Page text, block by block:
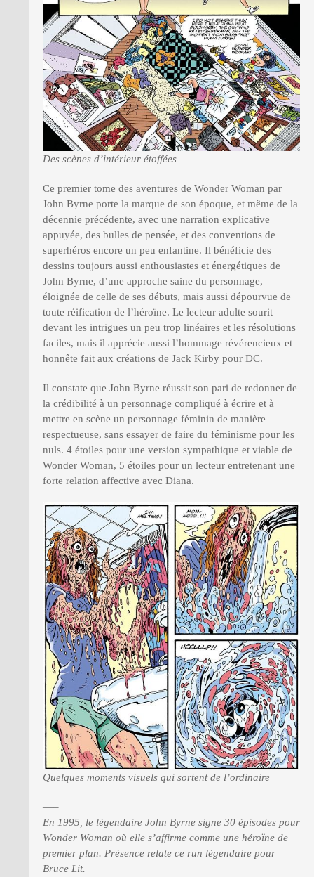
Des scènes d’intérieur étoffées
Ce premier tome des aventures de Wonder Woman par
John Byrne porte la marque de son époque, et même de la
décennie précédente, avec une narration explicative
appuyée, des bulles de pensée, et des conventions de
superhéros encore un peu enfantine. Il bénéficie des
dessins toujours aussi enthousiastes et énergétiques de
John Byrne, d’une approche saine du personnage,
éloignée de celle de ses débuts, mais aussi dépourvue de
toute réification de l’héroïne. Le lecteur adulte sourit
devant les intrigues un peu trop linéaires et les résolutions
faciles, mais il apprécie aussi l’hommage révérencieux et
honnête fait aux créations de Jack Kirby pour DC.
Il constate que John Byrne réussit son pari de redonner de
la crédibilité à un personnage compliqué à écrire et à
mettre en scène un personnage féminin de manière
respectueuse, sans essayer de faire du féminisme pour les
nuls. 4 étoiles pour une version sympathique et viable de
Wonder Woman, 5 étoiles pour un lecteur entretenant une
forte relation affective avec Diana.
Quelques moments visuels qui sortent de l’ordinaire
—–
En 1995, le légendaire John Byrne signe 30 épisodes pour
Wonder Woman où elle s’affirme comme une héroïne de
premier plan. Présence relate ce run légendaire pour
Bruce Lit.